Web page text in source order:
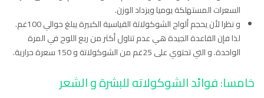
السعرات المستهلكة يوميا ويزداد الوزن.
و نظرا لأن يحجم ألواح الشوكولاتة القياسية الكبيرة يبلغ حوالي 100غم.
لذا فإن القاعدة الجيدة هي عدم تناول أكثر من ربع اللوح في المرة
الواحدة. و التي تحتوي على 25غم من الشوكولاتة و 150 سعرة حرارية.
خامسا: فوائدالشوكولاته للبشرةو الشعر